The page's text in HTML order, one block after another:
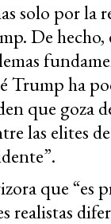
solo por la
De hecho,
Trump ha
que goza
las elites
que “es
realistas